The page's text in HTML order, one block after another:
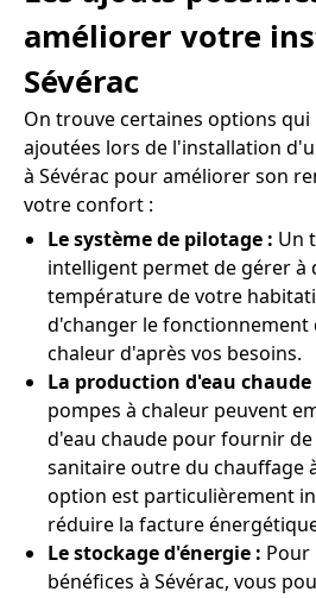
améliorer votre
Sévérac
On trouve certaines options
ajoutées lors de l'installation
à Sévérac pour améliorer son
votre confort :
Le système de pilotage : Un
intelligent permet de gérer à
température de votre
d'changer le fonctionnement
chaleur d'après vos besoins.
La production d'eau
pompes à chaleur peuvent
d'eau chaude pour fournir de
sanitaire outre du chauffage
option est particulièrement
réduire la facture
Le stockage d'énergie : Pour
bénéfices à Sévérac, vous